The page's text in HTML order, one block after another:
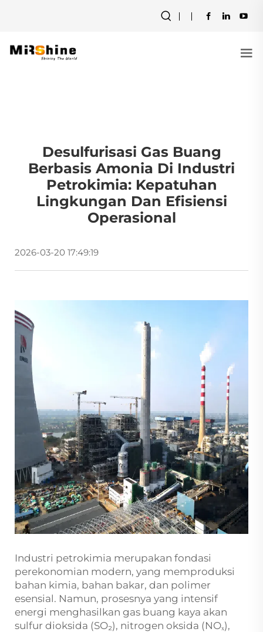
Desulfurisasi Gas Buang
Berbasis Amonia Di Industri
Petrokimia: Kepatuhan
Lingkungan Dan Efisiensi
Operasional
2026-03-20 17:49:19
Industri petrokimia merupakan fondasi
perekonomian modern, yang memproduksi
bahan kimia, bahan bakar, dan polimer
esensial. Namun, prosesnya yang intensif
energi menghasilkan gas buang kaya akan
sulfur dioksida (SO₂), nitrogen oksida (NOₓ),